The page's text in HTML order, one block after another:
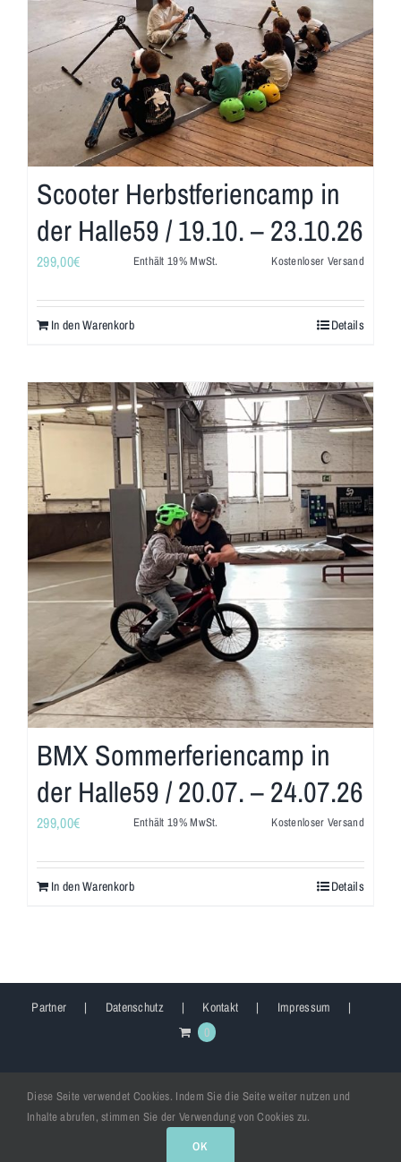
Scooter Herbstferiencamp in
der Halle59 / 19.10. – 23.10.26
299,00€ Enthält 19% MwSt. Kostenloser Versand
In den Warenkorb Details
BMX Sommerferiencamp in
der Halle59 / 20.07. – 24.07.26
299,00€ Enthält 19% MwSt. Kostenloser Versand
In den Warenkorb Details
Partner Datenschutz Kontakt
Impressum
0
Copyright 2020 - 2026 WHEELART| All Rights Reserved
Diese Seite verwendet Cookies. Indem Sie die Seite weiter nutzen und
Inhalte abrufen, stimmen Sie der Verwendung von Cookies zu.
OK